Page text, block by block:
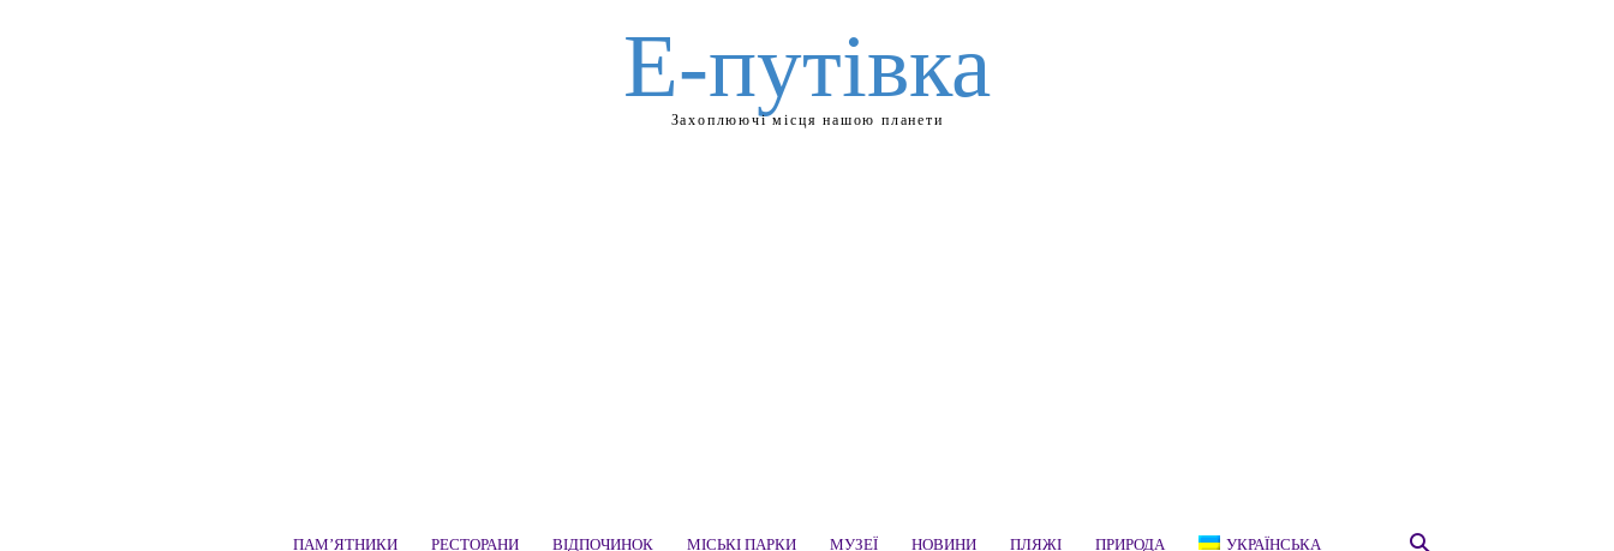
Е-путівка
Захоплюючі місця нашою планети
ПАМ’ЯТНИКИ РЕСТОРАНИ ВІДПОЧИНОК МІСЬКІ ПАРКИ МУЗЕЇ НОВИНИ ПЛЯЖІ ПРИРОДА УКРАЇНСЬКА